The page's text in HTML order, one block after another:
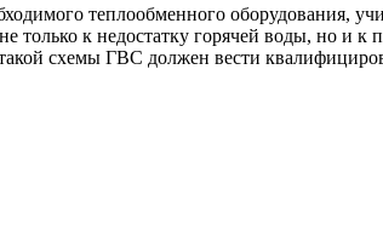
теплообменного оборудования,
к недостатку горячей воды, но и к
схемы ГВС должен вести